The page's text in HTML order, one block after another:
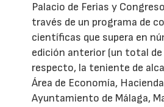
Palacio de Ferias y
través de un programa de
científicas que supera en
edición anterior (un total de
respecto, la teniente de
Área de Economía,
Ayuntamiento de Málaga,